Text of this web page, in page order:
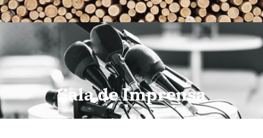
Sala de Imprensa